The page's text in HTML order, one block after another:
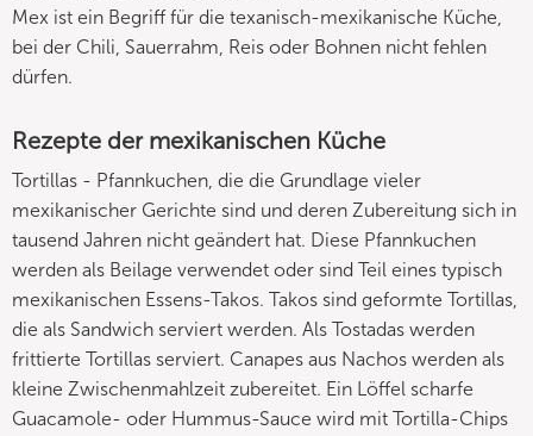
Mex ist ein Begriff für die texanisch-mexikanische Küche,
bei der Chili, Sauerrahm, Reis oder Bohnen nicht fehlen
dürfen.
Rezepte der mexikanischen Küche
Tortillas - Pfannkuchen, die die Grundlage vieler
mexikanischer Gerichte sind und deren Zubereitung sich in
tausend Jahren nicht geändert hat. Diese Pfannkuchen
werden als Beilage verwendet oder sind Teil eines typisch
mexikanischen Essens-Takos. Takos sind geformte Tortillas,
die als Sandwich serviert werden. Als Tostadas werden
frittierte Tortillas serviert. Canapes aus Nachos werden als
kleine Zwischenmahlzeit zubereitet. Ein Löffel scharfe
Guacamole- oder Hummus-Sauce wird mit Tortilla-Chips